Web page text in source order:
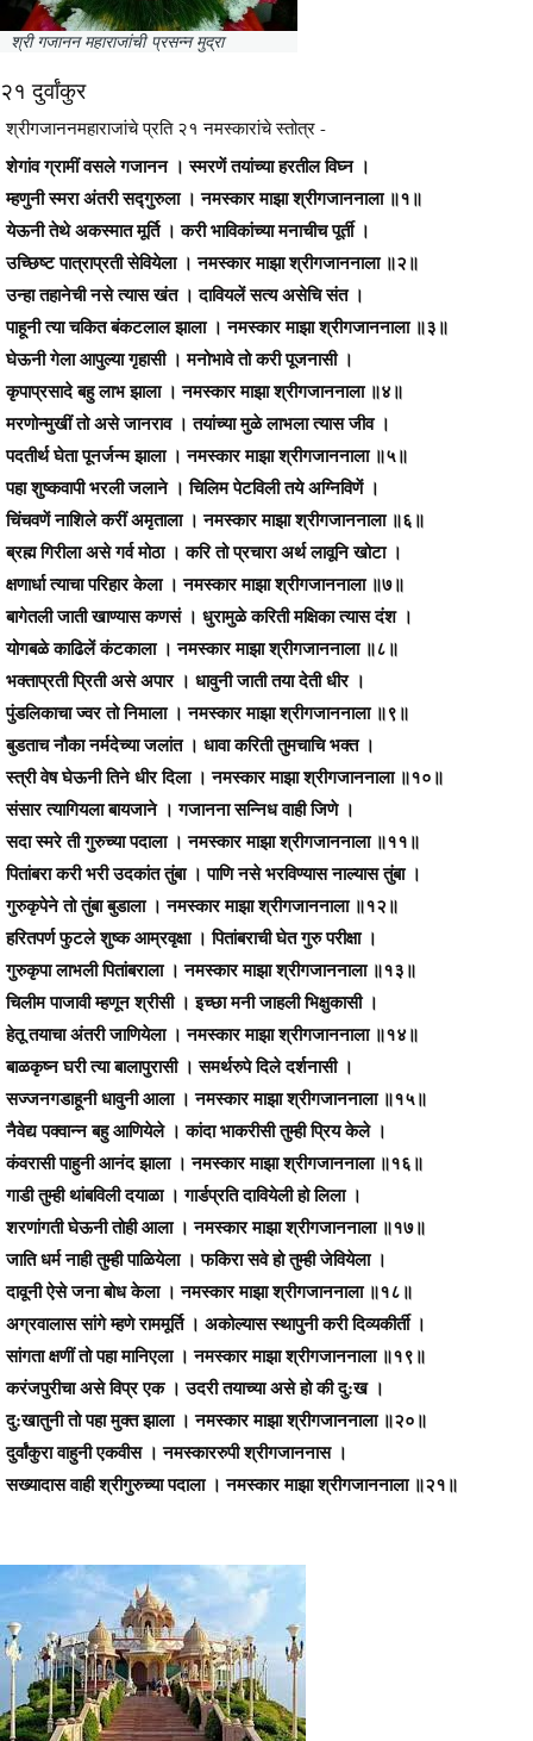
श्री गजानन महाराजांची प्रसन्न मुद्रा
२१ दुर्वांकुर
श्रीगजाननमहाराजांचे प्रति २१ नमस्कारांचे स्तोत्र -
शेगांव ग्रामीं वसले गजानन । स्मरणें तयांच्या हरतील विघ्न ।
म्हणुनी स्मरा अंतरी सद्गुरुला । नमस्कार माझा श्रीगजाननाला ॥१॥
येऊनी तेथे अकस्मात मूर्ति । करी भाविकांच्या मनाचीच पूर्ती ।
उच्छिष्ट पात्राप्रती सेवियेला । नमस्कार माझा श्रीगजाननाला ॥२॥
उन्हा तहानेची नसे त्यास खंत । दावियलें सत्य असेचि संत ।
पाहूनी त्या चकित बंकटलाल झाला । नमस्कार माझा श्रीगजाननाला ॥३॥
घेऊनी गेला आपुल्या गृहासी । मनोभावे तो करी पूजनासी ।
कृपाप्रसादे बहु लाभ झाला । नमस्कार माझा श्रीगजाननाला ॥४॥
मरणोन्मुखीं तो असे जानराव । तयांच्या मुळे लाभला त्यास जीव ।
पदतीर्थ घेता पूनर्जन्म झाला । नमस्कार माझा श्रीगजाननाला ॥५॥
पहा शुष्कवापी भरली जलाने । चिलिम पेटविली तये अग्निविणें ।
चिंचवणें नाशिले करीं अमृताला । नमस्कार माझा श्रीगजाननाला ॥६॥
ब्रह्म गिरीला असे गर्व मोठा । करि तो प्रचारा अर्थ लावूनि खोटा ।
क्षणार्धा त्याचा परिहार केला । नमस्कार माझा श्रीगजाननाला ॥७॥
बागेतली जाती खाण्यास कणसं । धुरामुळे करिती मक्षिका त्यास दंश ।
योगबळे काढिलें कंटकाला । नमस्कार माझा श्रीगजाननाला ॥८॥
भक्ताप्रती प्रिती असे अपार । धावुनी जाती तया देती धीर ।
पुंडलिकाचा ज्वर तो निमाला । नमस्कार माझा श्रीगजाननाला ॥९॥
बुडताच नौका नर्मदेच्या जलांत । धावा करिती तुमचाचि भक्त ।
स्त्री वेष घेऊनी तिने धीर दिला । नमस्कार माझा श्रीगजाननाला ॥१०॥
संसार त्यागियला बायजाने । गजानना सन्निध वाही जिणे ।
सदा स्मरे ती गुरुच्या पदाला । नमस्कार माझा श्रीगजाननाला ॥११॥
पितांबरा करी भरी उदकांत तुंबा । पाणि नसे भरविण्यास नाल्यास तुंबा ।
गुरुकृपेने तो तुंबा बुडाला । नमस्कार माझा श्रीगजाननाला ॥१२॥
हरितपर्ण फुटले शुष्क आम्रवृक्षा । पितांबराची घेत गुरु परीक्षा ।
गुरुकृपा लाभली पितांबराला । नमस्कार माझा श्रीगजाननाला ॥१३॥
चिलीम पाजावी म्हणून श्रीसी । इच्छा मनी जाहली भिक्षुकासी ।
हेतू तयाचा अंतरी जाणियेला । नमस्कार माझा श्रीगजाननाला ॥१४॥
बाळकृष्न घरी त्या बालापुरासी । समर्थरुपे दिले दर्शनासी ।
सज्जनगडाहूनी धावुनी आला । नमस्कार माझा श्रीगजाननाला ॥१५॥
नैवेद्य पक्वान्न बहु आणियेले । कांदा भाकरीसी तुम्ही प्रिय केले ।
कंवरासी पाहुनी आनंद झाला । नमस्कार माझा श्रीगजाननाला ॥१६॥
गाडी तुम्ही थांबविली दयाळा । गार्डप्रति दावियेली हो लिला ।
शरणांगती घेऊनी तोही आला । नमस्कार माझा श्रीगजाननाला ॥१७॥
जाति धर्म नाही तुम्ही पाळियेला । फकिरा सवे हो तुम्ही जेवियेला ।
दावूनी ऐसे जना बोध केला । नमस्कार माझा श्रीगजाननाला ॥१८॥
अग्रवालास सांगे म्हणे राममूर्ति । अकोल्यास स्थापुनी करी दिव्यकीर्ती ।
सांगता क्षणीं तो पहा मानिएला । नमस्कार माझा श्रीगजाननाला ॥१९॥
करंजपुरीचा असे विप्र एक । उदरी तयाच्या असे हो की दु:ख ।
दु:खातुनी तो पहा मुक्त झाला । नमस्कार माझा श्रीगजाननाला ॥२०॥
दुर्वांकुरा वाहुनी एकवीस । नमस्काररुपी श्रीगजाननास ।
सख्यादास वाही श्रीगुरुच्या पदाला । नमस्कार माझा श्रीगजाननाला ॥२१॥